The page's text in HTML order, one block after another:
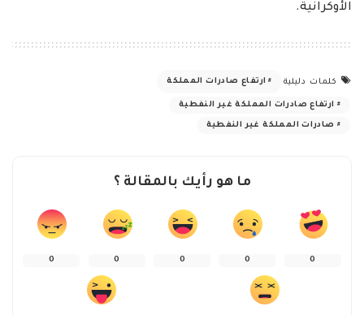
الأوكرانية.
كلمات دليلية ارتفاع صادرات المملكة
ارتفاع صادرات المملكة غير النفطية
صادرات المملكة غير النفطية
ما هو رأيك بالمقالة ؟
0
0
0
0
0